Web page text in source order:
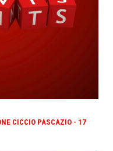
CICCIO PASCAZIO - 17